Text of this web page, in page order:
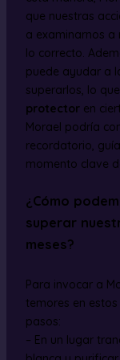
que nuestras
a examinarnos
lo correcto.
puede ayudar a
superarlos, lo
protector en
Morael podría
recordatorio,
momento clave
¿Cómo
superar
meses?
Para invocar a
temores en
pasos:
– En un lugar